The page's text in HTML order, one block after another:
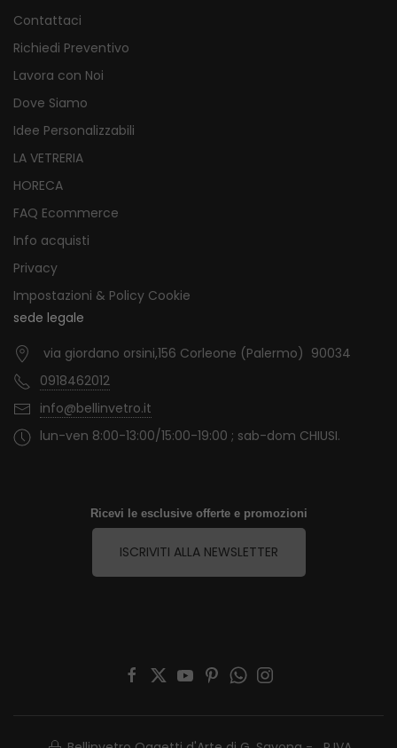
Contattaci
Richiedi Preventivo
Lavora con Noi
Dove Siamo
Idee Personalizzabili
LA VETRERIA
HORECA
FAQ Ecommerce
Info acquisti
Privacy
Impostazioni & Policy Cookie
sede legale
via giordano orsini,156 Corleone (Palermo) 90034
0918462012
info@bellinvetro.it
lun-ven 8:00-13:00/15:00-19:00 ; sab-dom CHIUSI.
Ricevi le esclusive offerte e promozioni
ISCRIVITI ALLA NEWSLETTER